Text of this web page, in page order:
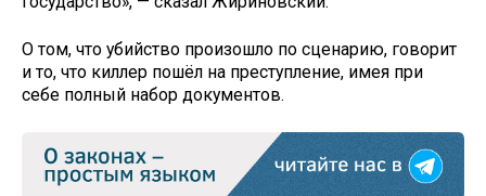
О том, что убийство произошло по сценарию, говорит
и то, что киллер пошёл на преступление, имея при
себе полный набор документов.